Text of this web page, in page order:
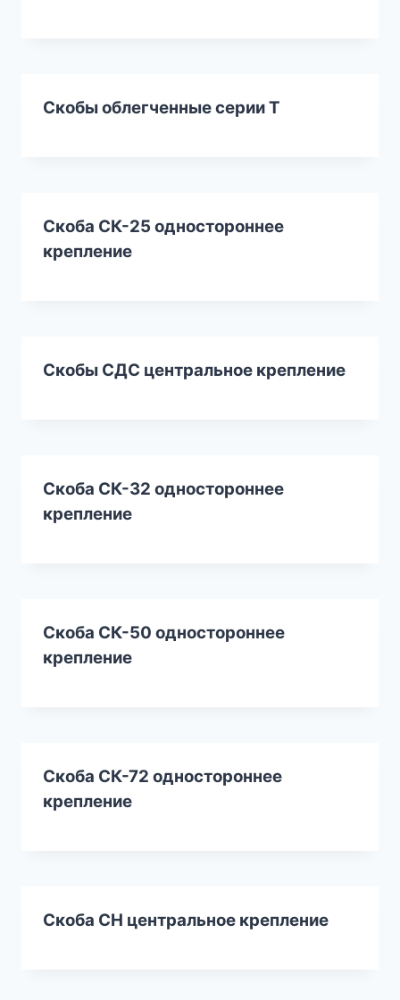
Скобы облегченные серии Т
Скоба СК-25 одностороннее
крепление
Скобы СДС центральное крепление
Скоба СК-32 одностороннее
крепление
Скоба СК-50 одностороннее
крепление
Скоба СК-72 одностороннее
крепление
Скоба СН центральное крепление